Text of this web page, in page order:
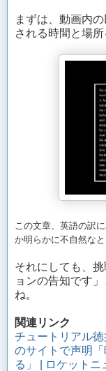
まずは、動画内
される時間と場
この文章、英語の訳
か明らかに不自然な
それにしても、
ョンの告知です
ね。
関連リンク
チュートリアル
のサイトで声明
る」 | ロケットニ